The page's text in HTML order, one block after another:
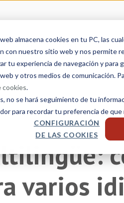
almacena cookies en tu PC, las
con nuestro sitio web y nos permite
tu experiencia de navegación y
y otros medios de comunicación.
cookies.
no se hará seguimiento de tu
para recordar tu preferencia de
CONFIGURACIÓN
DE LAS COOKIES
jurada Servicios
varios